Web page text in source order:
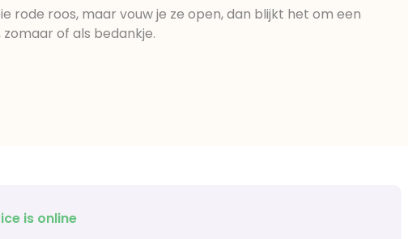
rode roos, maar vouw je ze open, dan blijkt het om een
of als bedankje.
is online